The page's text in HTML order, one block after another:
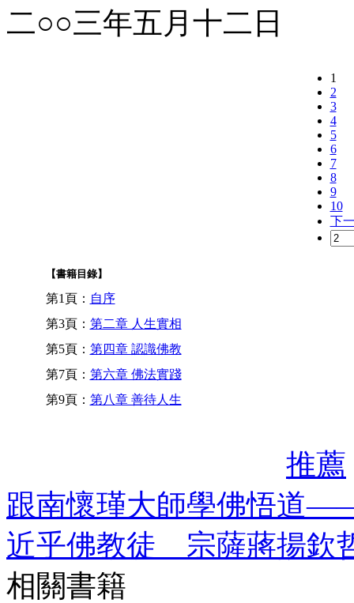
二○○三年五月十二日
1
2
3
4
5
6
7
8
9
10
下
【書籍目錄】
第1頁： 自序
第3頁： 第二章 人生實相
第5頁： 第四章 認識佛教
第7頁： 第六章 佛法實踐
第9頁： 第八章 善待人生
推薦
跟南懷瑾大師學佛悟道
近乎佛教徒 宗薩蔣揚欽
相關書籍